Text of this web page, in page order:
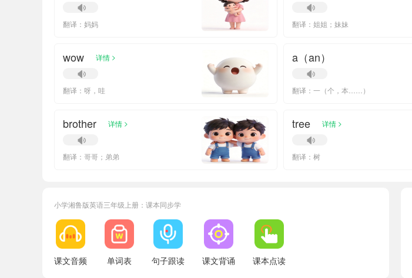
翻译：妈妈 翻译：姐姐；妹妹
wow 详情 >
翻译：呀，哇
a（an）
翻译：一（个，本……）
brother 详情 >
翻译：哥哥；弟弟
tree 详情 >
翻译：树
小学湘鲁版英语三年级上册：课本同步学
课文音频 单词表 句子跟读 课文背诵 课本点读